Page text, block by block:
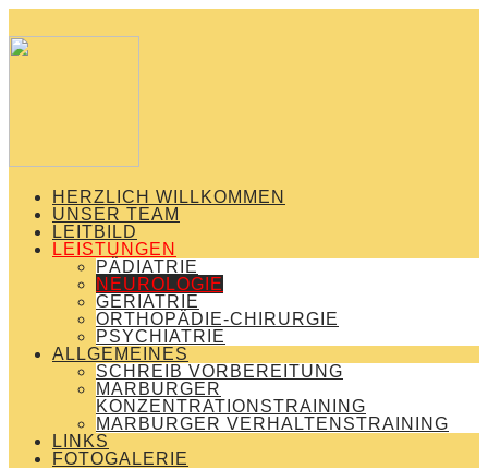
HERZLICH WILLKOMMEN
UNSER TEAM
LEITBILD
LEISTUNGEN
PÄDIATRIE
NEUROLOGIE
GERIATRIE
ORTHOPÄDIE-CHIRURGIE
PSYCHIATRIE
ALLGEMEINES
SCHREIB VORBEREITUNG
MARBURGER
KONZENTRATIONSTRAINING
MARBURGER VERHALTENSTRAINING
LINKS
FOTOGALERIE